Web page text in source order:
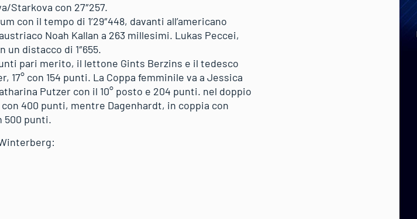
Starkova con 27″257.
con il tempo di 1’29″448, davanti all’americano
Noah Kallan a 263 millesimi. Lukas Peccei,
un distacco di 1″655.
pari merito, il lettone Gints Berzins e il tedesco
17° con 154 punti. La Coppa femminile va a Jessica
Putzer con il 10° posto e 204 punti. nel doppio
400 punti, mentre Dagenhardt, in coppia con
500 punti.